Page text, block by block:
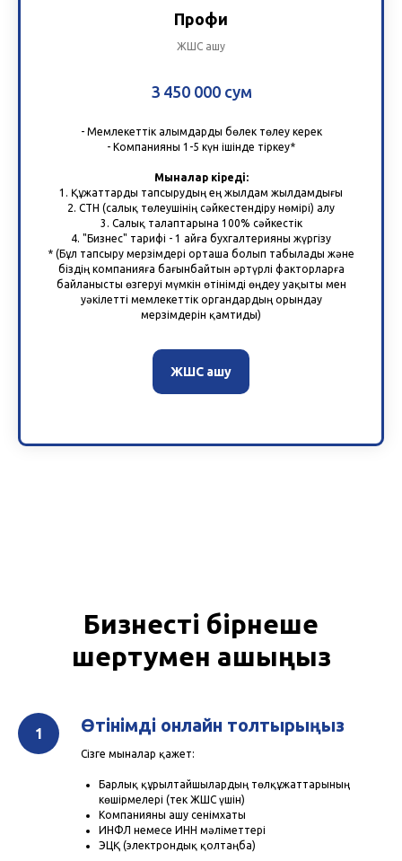
Профи
ЖШС ашу
3 450 000 сум
- Мемлекеттік алымдарды бөлек төлеу керек
- Компанияны 1-5 күн ішінде тіркеу*
Мыналар кіреді:
1. Құжаттарды тапсырудың ең жылдам жылдамдығы
2. СТН (салық төлеушінің сәйкестендіру нөмірі) алу
3. Салық талаптарына 100% сәйкестік
4. "Бизнес" тарифі - 1 айға бухгалтерияны жүргізу
* (Бұл тапсыру мерзімдері орташа болып табылады және
біздің компанияға бағынбайтын әртүрлі факторларға
байланысты өзгеруі мүмкін өтінімді өңдеу уақыты мен
уәкілетті мемлекеттік органдардың орындау
мерзімдерін қамтиды)
ЖШС ашу
Бизнесті бірнеше
шертумен ашыңыз
Өтінімді онлайн толтырыңыз
Сізге мыналар қажет:
Барлық құрылтайшылардың төлқұжаттарының
көшірмелері (тек ЖШС үшін)
Компанияны ашу сенімхаты
ИНФЛ немесе ИНН мәліметтері
ЭЦҚ (электрондық қолтаңба)